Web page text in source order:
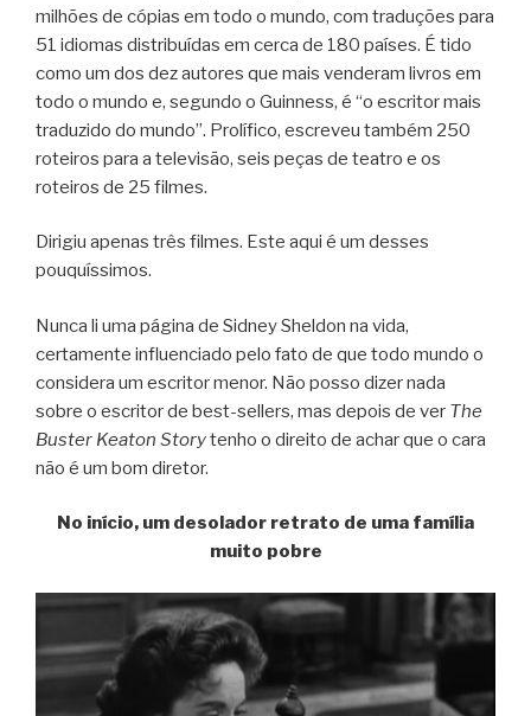
milhões de cópias em todo o mundo, com traduções para
51 idiomas distribuídas em cerca de 180 países. É tido
como um dos dez autores que mais venderam livros em
todo o mundo e, segundo o Guinness, é “o escritor mais
traduzido do mundo”. Prolífico, escreveu também 250
roteiros para a televisão, seis peças de teatro e os
roteiros de 25 filmes.
Dirigiu apenas três filmes. Este aqui é um desses
pouquíssimos.
Nunca li uma página de Sidney Sheldon na vida,
certamente influenciado pelo fato de que todo mundo o
considera um escritor menor. Não posso dizer nada
sobre o escritor de best-sellers, mas depois de ver The
Buster Keaton Storytenho o direito de achar que o cara
não é um bom diretor.
No início, um desolador retrato de uma família
muito pobre